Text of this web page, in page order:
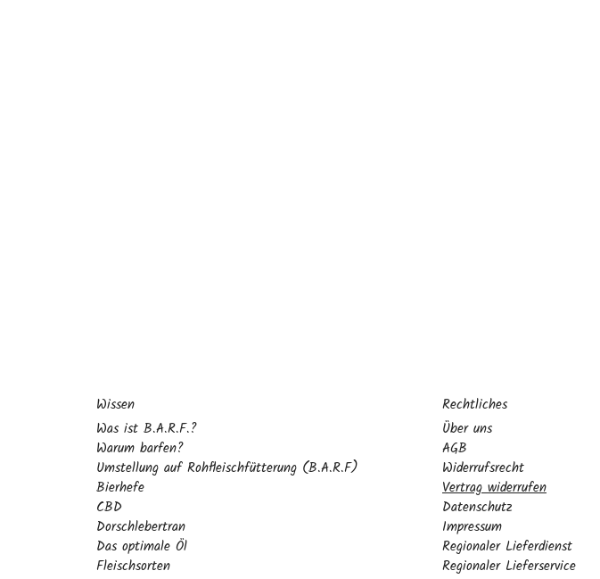
Wissen
Was ist B.A.R.F.?
Warum barfen?
Umstellung auf Rohfleischfütterung (B.A.R.F)
Bierhefe
CBD
Dorschlebertran
Das optimale Öl
Fleischsorten
Rechtliches
Über uns
AGB
Widerrufsrecht
Vertrag widerrufen
Datenschutz
Impressum
Regionaler Lieferdienst
Regionaler Lieferservice